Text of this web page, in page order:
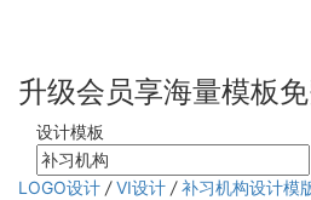
升级会员享海量模板
设计模板
LOGO设计 / VI设计 / 补习机构设计模